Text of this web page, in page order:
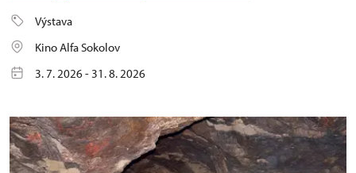
Výstava
Kino Alfa Sokolov
3. 7. 2026 - 31. 8. 2026